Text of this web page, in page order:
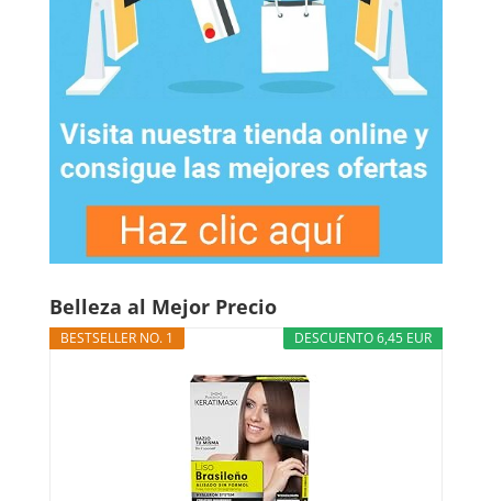
Belleza al Mejor Precio
DESCUENTO 6,45 EUR
BESTSELLER NO. 1